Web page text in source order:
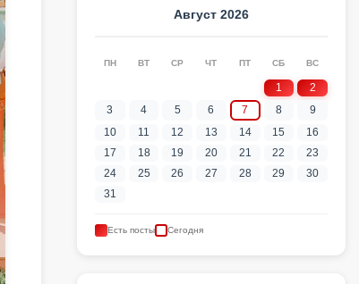
Август 2026
ПН ВТ СР ЧТ ПТ СБ ВС
1
2
3
4 5 6 7 8
9
10
11 12 13 14 15
16
17
18 19 20 21 22
23
24
25 26 27 28 29
30
31
Есть посты Сегодня